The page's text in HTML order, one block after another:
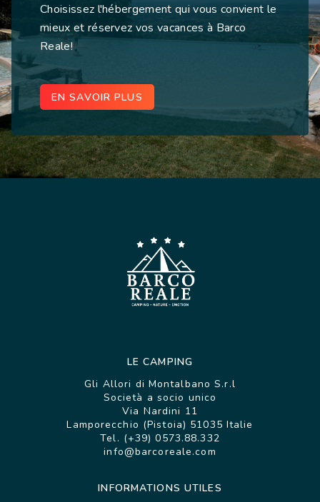
Choisissez l'hébergement qui vous convient le
mieux et réservez vos vacances à Barco
Reale!
EN SAVOIR PLUS
LE CAMPING
Gli Allori di Montalbano S.r.l
Società a socio unico
Via Nardini 11
Lamporecchio (Pistoia) 51035 Italie
Tel. (+39) 0573.88.332
info@barcoreale.com
INFORMATIONS UTILES